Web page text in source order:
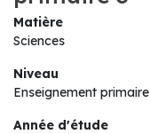
Matière
Sciences
Niveau
Enseignement primaire
Année d'étude